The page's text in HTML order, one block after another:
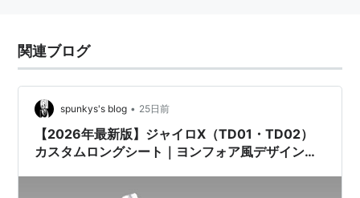
関連ブログ
spunkys's blog • 25日前
【2026年最新版】ジャイロX（TD01・TD02）
カスタムロングシート｜ヨンフォア風デザインで